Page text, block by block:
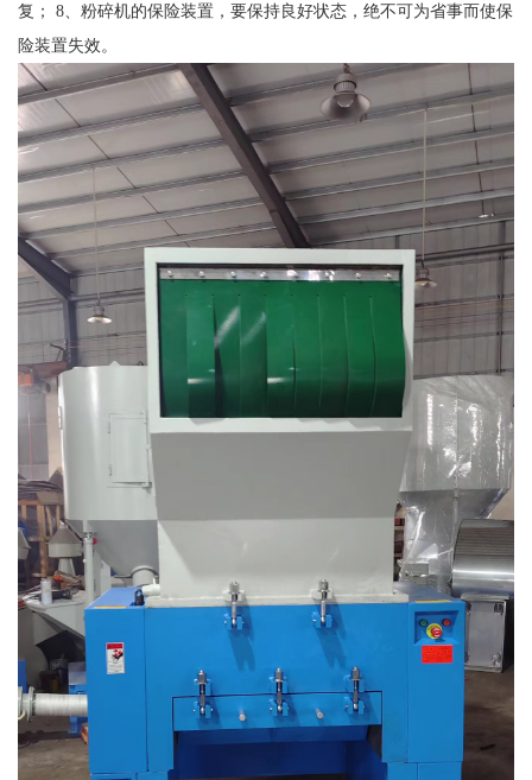
复； 8、粉碎机的保险装置，要保持良好状态，绝不可为省事而使保
险装置失效。